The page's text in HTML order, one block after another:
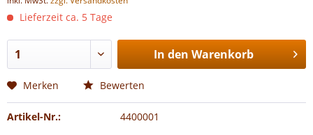
Lieferzeit ca. 5 Tage
In den Warenkorb
Merken Bewerten
Artikel-Nr.: 4400001